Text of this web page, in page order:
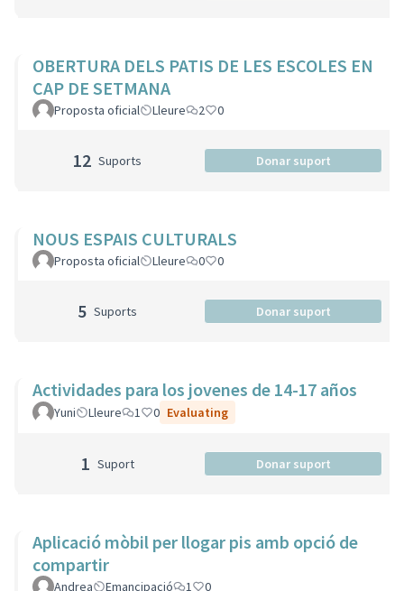
OBERTURA DELS PATIS DE LES ESCOLES EN
CAP DE SETMANA
Proposta oficial Lleure 2 0
12 Suports Donar suport
NOUS ESPAIS CULTURALS
Proposta oficial Lleure 0 0
5 Suports Donar suport
Actividades para los jovenes de 14-17 años
Yuni Lleure 1 0 Evaluating
1 Suport Donar suport
Aplicació mòbil per llogar pis amb opció de
compartir
Andrea Emancipació 1 0